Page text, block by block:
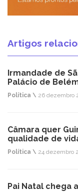
Artigos
Irmandade de
Palácio de
Política \ 26 dezembro
Câmara quer
qualidade de
Política \ 24 dezembro
Pai Natal chega